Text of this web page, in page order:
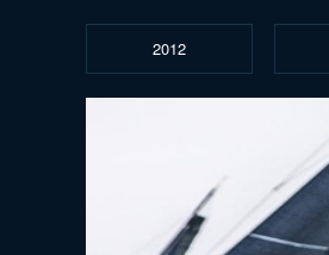
2012